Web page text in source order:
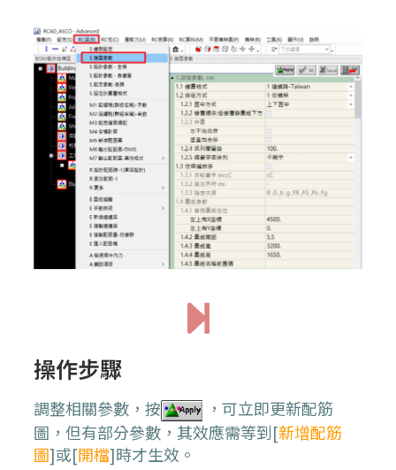
操作步驟
調整相關參數，按 ，可立即更新配筋
圖 ，但有部分參數，其效應需等到[新增配筋
圖]或[開檔]時才生效。